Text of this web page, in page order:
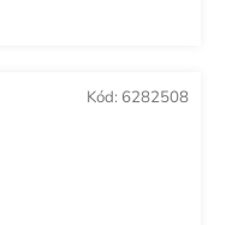
Kód: 6282508